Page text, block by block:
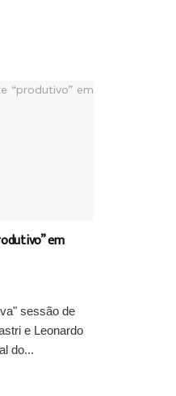
em
sessão de
e Leonardo
do...